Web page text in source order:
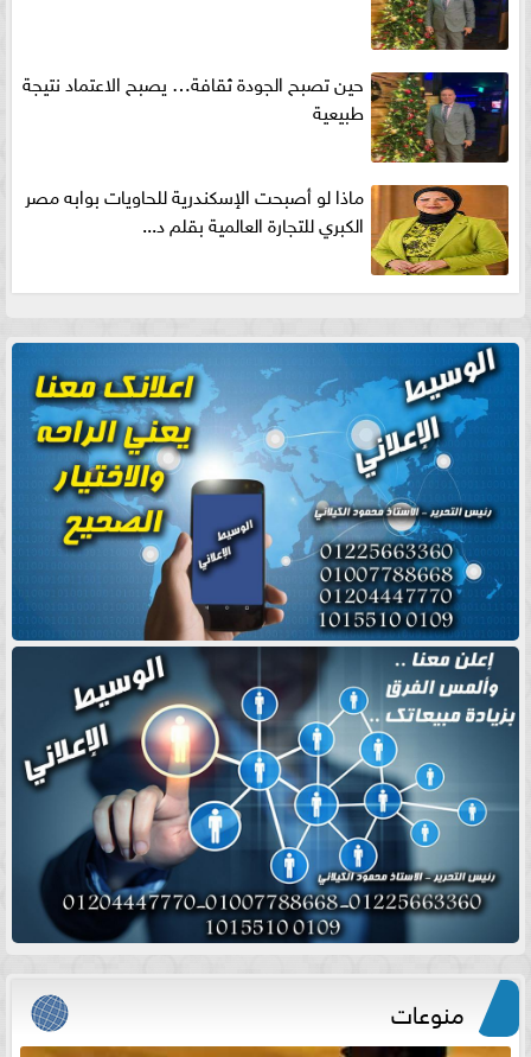
حين تصبح الجودة ثقافة… يصبح الاعتماد نتيجة
طبيعية
ماذا لو أصبحت الإسكندرية للحاويات بوابه مصر
الكبري للتجارة العالمية بقلم د...
منوعات